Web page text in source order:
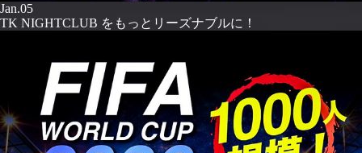
Jan.05
TK NIGHTCLUB をもっとリーズナブルに！